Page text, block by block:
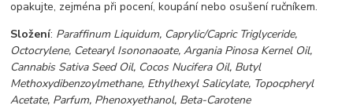
opakujte, zejména při pocení, koupání nebo osušení ručníkem.
Složení: Paraffinum Liquidum, Caprylic/Capric Triglyceride,
Octocrylene, Cetearyl Isononaoate, Argania Pinosa Kernel Oil,
Cannabis Sativa Seed Oil, Cocos Nucifera Oil, Butyl
Methoxydibenzoylmethane, Ethylhexyl Salicylate, Topocpheryl
Acetate, Parfum, Phenoxyethanol, Beta-Carotene